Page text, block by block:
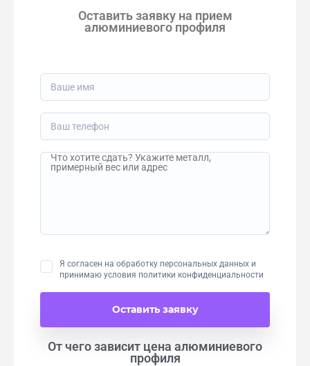
Оставить заявку на прием
алюминиевого профиля
Я согласен на обработку персональных данных и
принимаю условия политики конфиденциальности
От чего зависит цена алюминиевого
профиля